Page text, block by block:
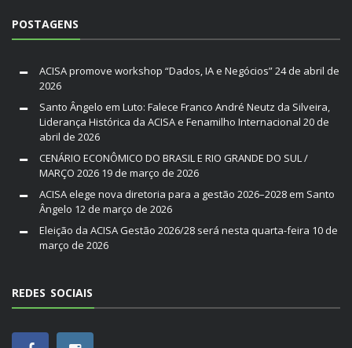
POSTAGENS
ACISA promove workshop “Dados, IA e Negócios”24 de abril de
2026
Santo Ângelo em Luto: Falece Franco André Neutz da Silveira,
Liderança Histórica da ACISA e Fenamilho Internacional 20 de
abril de 2026
CENÁRIO ECONÔMICO DO BRASIL E RIO GRANDE DO SUL /
MARÇO 2026 19 de março de 2026
ACISA elege nova diretoria para a gestão 2026–2028 em Santo
Ângelo 12 de março de 2026
Eleição da ACISA Gestão 2026/28 será nesta quarta-feira 10 de
março de 2026
REDES SOCIAIS